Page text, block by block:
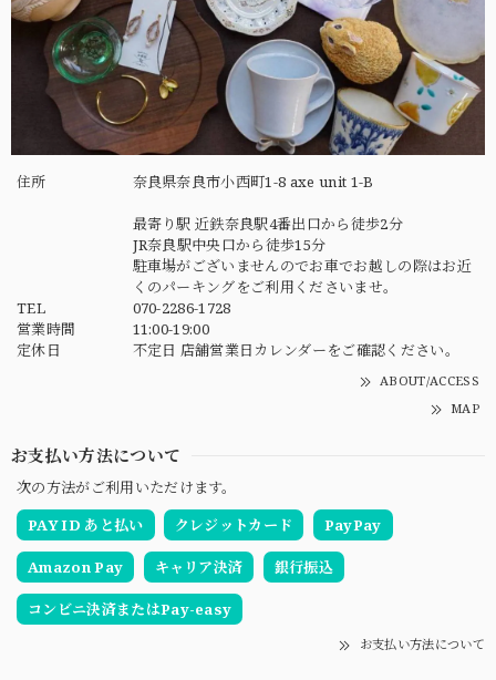
住所 奈良県奈良市小西町1-8 axe unit 1-B
最寄り駅 近鉄奈良駅4番出口から徒歩2分
JR奈良駅中央口から徒歩15分
駐車場がございませんのでお車でお越しの際はお近
くのパーキングをご利用くださいませ。
TEL
070-2286-1728
営業時間
11:00-19:00
定休日
不定日 店舗営業日カレンダーをご確認ください。
ABOUT/ACCESS
MAP
お支払い方法について
次の方法がご利用いただけます。
PAY ID あと払い
クレジットカード PayPay
Amazon Pay キャリア決済 銀行振込
コンビニ決済またはPay-easy
お支払い方法について